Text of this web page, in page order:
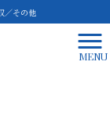
／その他
MENU